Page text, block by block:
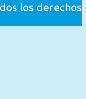
los derechos